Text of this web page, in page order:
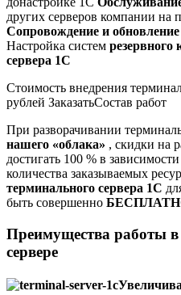
других серверов компании на
Сопровождение и
Настройка систем резервного
сервера 1С
Стоимость внедрения
рублей ЗаказатьСостав работ
При разворачивании
нашего «облака» , скидки на
достигать 100 % в
количества заказываемых
терминального сервера 1С
быть совершенно
Преимущества работы
сервере